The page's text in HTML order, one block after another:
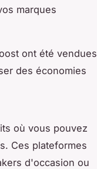
marques
ont été vendues
des économies
où vous pouvez
Ces plateformes
d'occasion ou